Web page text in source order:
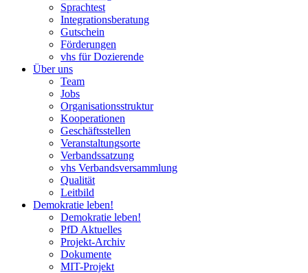
Sprachtest
Integrationsberatung
Gutschein
Förderungen
vhs für Dozierende
Über uns
Team
Jobs
Organisationsstruktur
Kooperationen
Geschäftsstellen
Veranstaltungsorte
Verbandssatzung
vhs Verbandsversammlung
Qualität
Leitbild
Demokratie leben!
Demokratie leben!
PfD Aktuelles
Projekt-Archiv
Dokumente
MIT-Projekt